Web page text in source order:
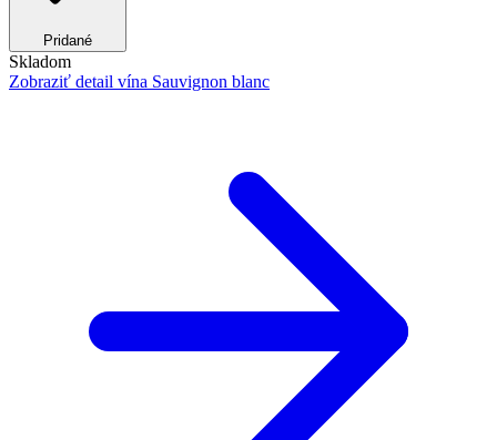
Pridané
Skladom
Zobraziť detail vína Sauvignon blanc